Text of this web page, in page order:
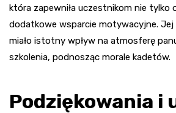
która zapewniła uczestnikom nie tylko
dodatkowe wsparcie motywacyjne. Jej
miało istotny wpływ na atmosferę
szkolenia, podnosząc morale kadetów.
Podziękowania i